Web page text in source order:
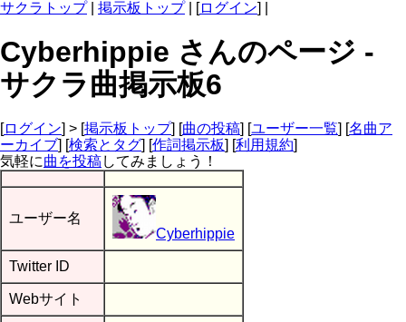
サクラトップ| 掲示板トップ| [ログイン] |
Cyberhippie さんのページ -
サクラ曲掲示板6
[ログイン] > [掲示板トップ] [曲の投稿] [ユーザー一覧] [名曲ア
ーカイブ] [検索とタグ] [作詞掲示板] [利用規約]
気軽に曲を投稿してみましょう！
ユーザー名
Cyberhippie
Twitter ID
Webサイト